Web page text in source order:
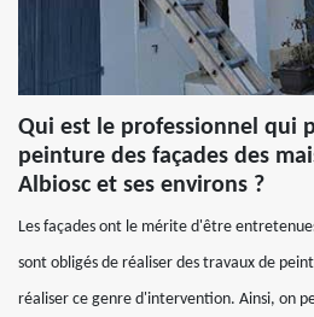
Qui est le professionnel qui
peinture des façades des
Albiosc et ses environs ?
Les façades ont le mérite d'être
sont obligés de réaliser des travaux de
réaliser ce genre d'intervention. Ainsi, on